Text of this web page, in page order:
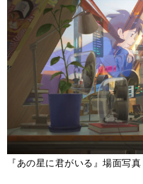
『あの星に君がいる』場面写真